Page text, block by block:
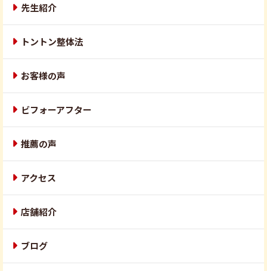
先生紹介
トントン整体法
お客様の声
ビフォーアフター
推薦の声
アクセス
店舗紹介
ブログ